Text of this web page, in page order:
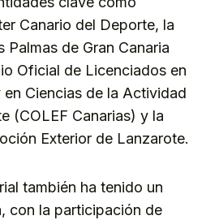
Canario del Deporte, la
Palmas de Gran Canaria
Oficial de Licenciados en
Ciencias de la Actividad
(COLEF Canarias) y la
Exterior de Lanzarote.
también ha tenido un
con la participación de